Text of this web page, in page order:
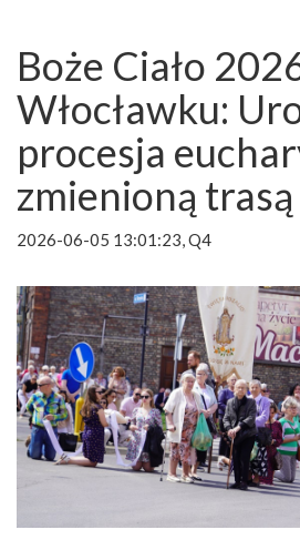
Boże Ciało
Włocławku:
procesja
zmienioną trasą
2026-06-05 13:01:23, Q4